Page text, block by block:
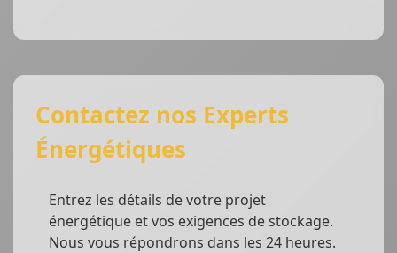
Contactez nos Experts
Énergétiques
Entrez les détails de votre projet
énergétique et vos exigences de stockage.
Nous vous répondrons dans les 24 heures.